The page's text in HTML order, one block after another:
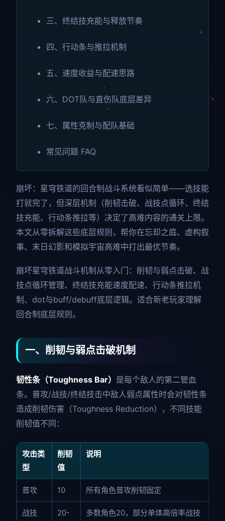
三、终结技充能与释放节奏
四、行动条与推拉机制
五、速度收益与配速思路
六、DOT队与直伤队底层差异
七、属性克制与配队基础
常见问题 FAQ
崩坏：星穹铁道的回合制战斗系统看似简单——选技能
打就完了，但深层机制（削韧击破、战技点循环、终结
技充能、行动条推拉等）决定了高难内容的通关上限。
本文从零拆解这些底层规则，帮你在忘却之庭、虚构叙
事、末日幻影和模拟宇宙高难中打出最优节奏。
崩坏星穹铁道战斗机制从零入门：削韧与弱点击破、战
技点循环管理、终结技充能速度配速、行动条推拉机
制、dot与buff/debuff底层逻辑。适合新老玩家理解
回合制底层规则。
一、削韧与弱点击破机制
韧性条（Toughness Bar） 是每个敌人的第二管血
条。普攻/战技/终结技击中敌人弱点属性时会对韧性条
造成削韧伤害（Toughness Reduction），不同技能
削韧值不同：
攻击类
型
削韧
值
说明
普攻 10 所有角色普攻削韧固定
战技
20-
多数角色20，部分单体高倍率战技